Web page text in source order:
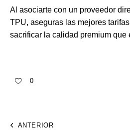
Al asociarte con un proveedor
TPU, aseguras las mejores
sacrificar la calidad premium que
0
ANTERIOR